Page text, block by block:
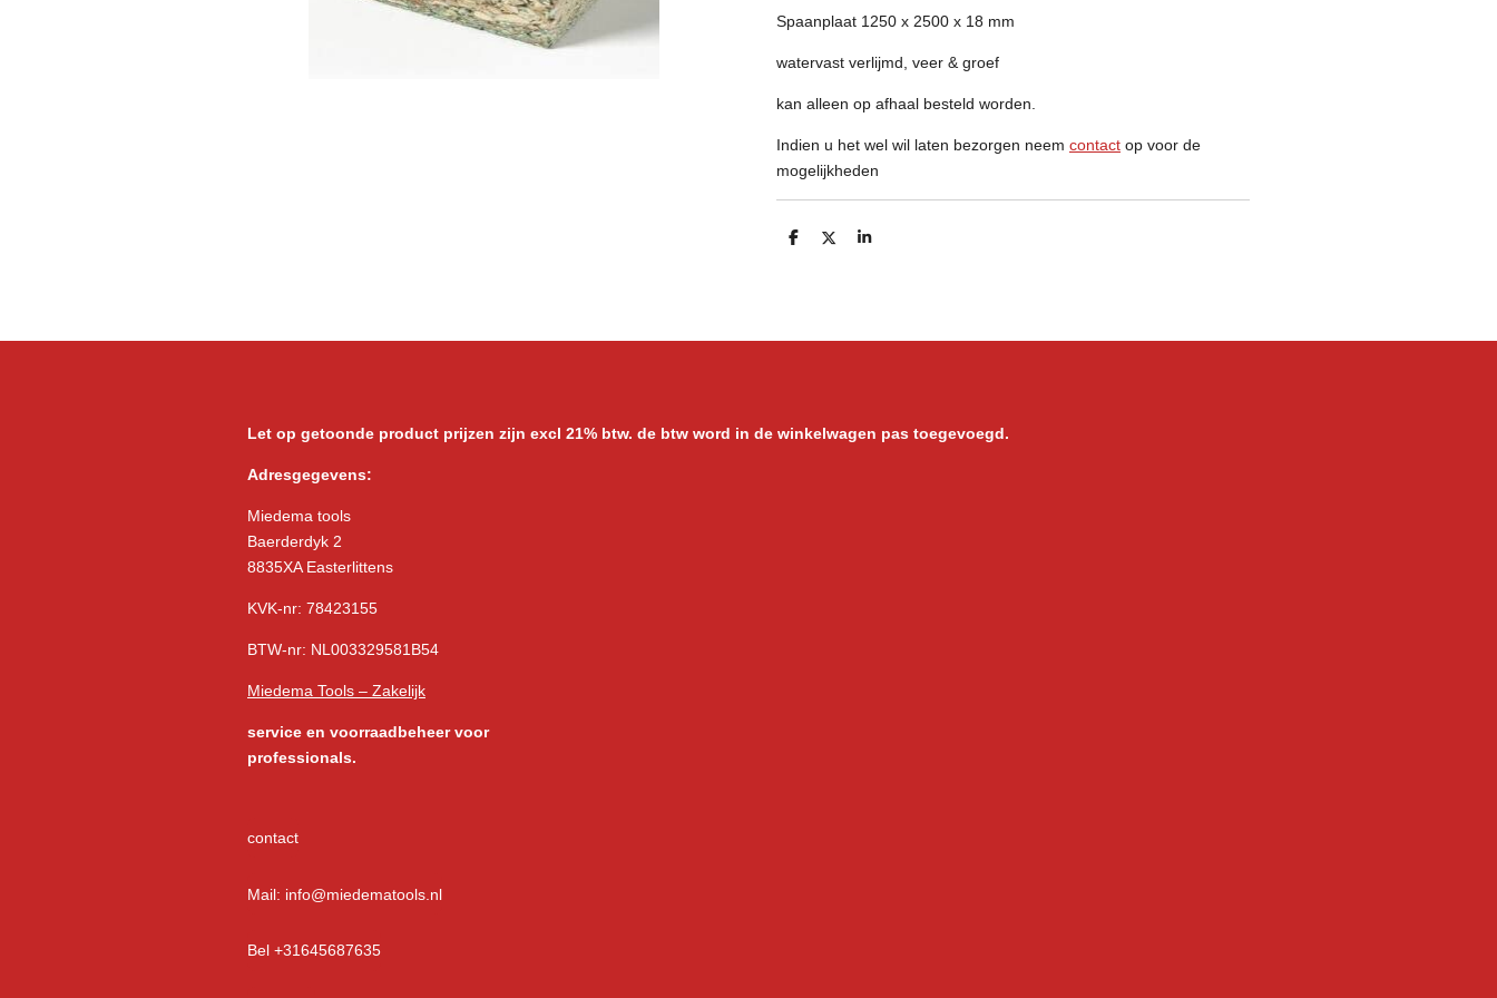
Spaanplaat 1250 x 2500 x 18 mm
watervast verlijmd, veer & groef
kan alleen op afhaal besteld worden.
Indien u het wel wil laten bezorgen neem contact op voor de
mogelijkheden
D
D
S
Let op getoonde product prijzen zijn excl 21% btw. de btw word in de winkelwagen pas toegevoegd.
Adresgegevens:
Miedema tools
Baerderdyk 2
8835XA Easterlittens
KVK-nr: 78423155
BTW-nr: NL003329581B54
Miedema Tools – Zakelijk
service en voorraadbeheer voor
professionals.
contact
Mail: info@miedematools.nl
Bel +31645687635